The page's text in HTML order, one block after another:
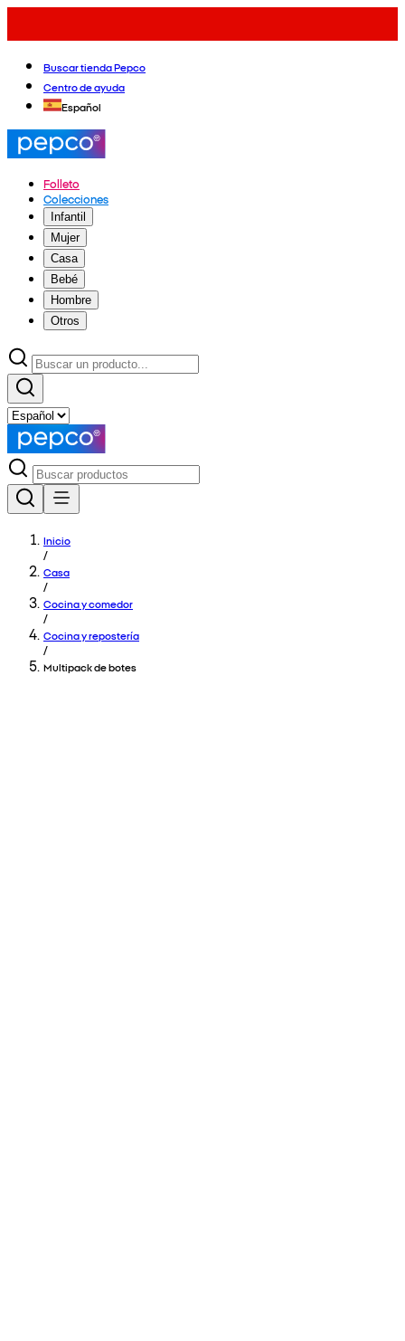
Buscar tienda Pepco
Centro de ayuda
Español
Folleto
Colecciones
Infantil
Mujer
Casa
Bebé
Hombre
Otros
Inicio
/
Casa
/
Cocina y comedor
/
Cocina y repostería
/
Multipack de botes